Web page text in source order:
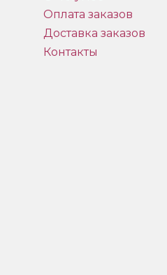
Оплата заказов
Доставка заказов
Контакты